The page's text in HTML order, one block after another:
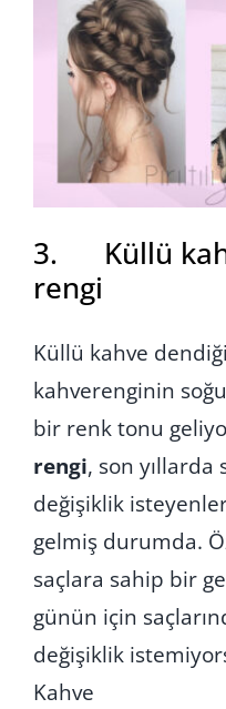
3. Küllü
rengi
Küllü kahve
kahverenginin
bir renk tonu
rengi, son yıllarda
değişiklik
gelmiş durumda.
saçlara sahip bir
günün için
değişiklik
Kahve